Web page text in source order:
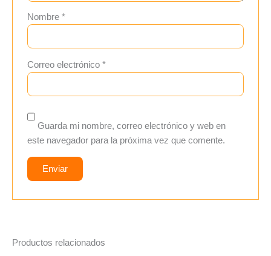
Nombre*
Correo electrónico*
Guarda mi nombre, correo electrónico y web en
este navegador para la próxima vez que comente.
Productos relacionados